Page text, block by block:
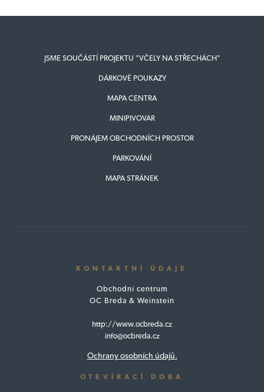
JSME SOUČÁSTÍ PROJEKTU "VČELY NA STŘECHÁCH"
DÁRKOVÉ POUKAZY
MAPA CENTRA
MINIPIVOVAR
PRONÁJEM OBCHODNÍCH PROSTOR
PARKOVÁNÍ
MAPA STRÁNEK
KONTAKTNÍ ÚDAJE
Obchodní centrum
OC Breda & Weinstein
http://www.ocbreda.cz
info@ocbreda.cz
Ochrany osobních údajů.
OTEVÍRACÍ DOBA